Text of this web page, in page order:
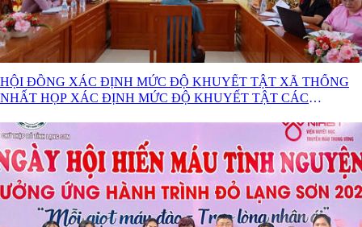
HỘI ĐỒNG XÁC ĐỊNH MỨC ĐỘ KHUYẾT TẬT XÃ THỐNG
NHẤT HỌP XÁC ĐỊNH MỨC ĐỘ KHUYẾT TẬT CÁC